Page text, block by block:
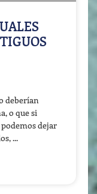
deberían
o que si
dejar